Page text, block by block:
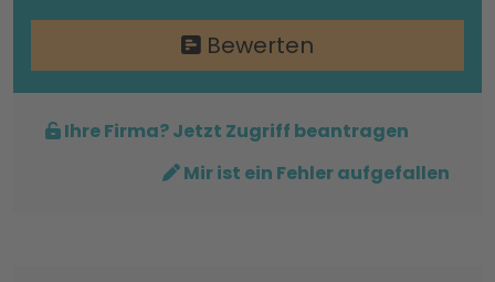
Bewerten
Ihre Firma? Jetzt Zugriff beantragen
Mir ist ein Fehler aufgefallen